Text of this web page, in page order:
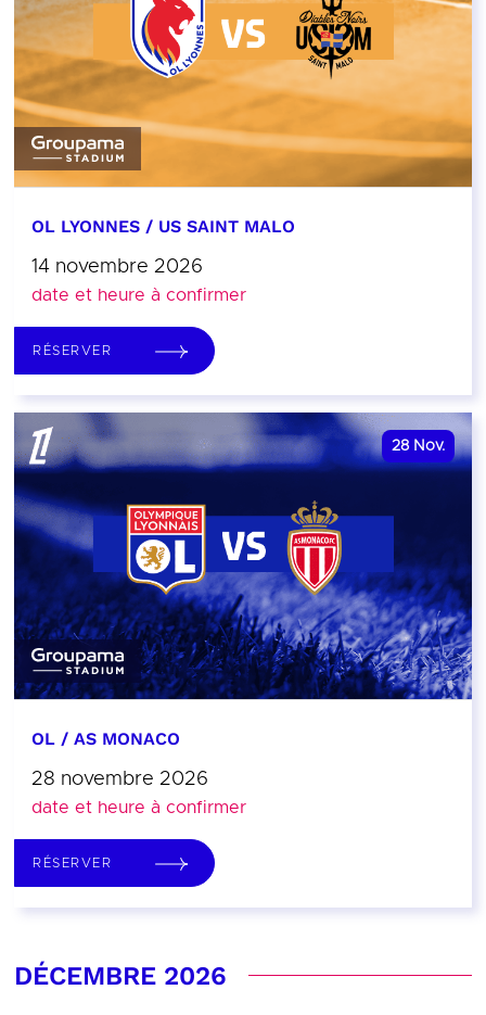
OL LYONNES / US SAINT MALO
14 novembre 2026
date et heure à confirmer
RÉSERVER
28 Nov.
OL / AS MONACO
28 novembre 2026
date et heure à confirmer
RÉSERVER
DÉCEMBRE 2026